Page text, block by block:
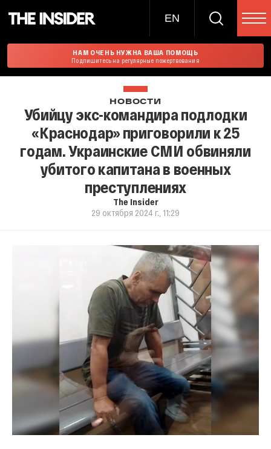
EN
НАМ ОЧЕНЬ НУЖНА ВАША ПОМОЩЬ
Подпишитесь на регулярные пожертвования
НОВОСТИ
Убийцу экс-командира подлодки
«Краснодар» приговорили к 25
годам. Украинские СМИ обвиняли
убитого капитана в военных
преступлениях
The Insider
29 октября 2024 г., 11:29